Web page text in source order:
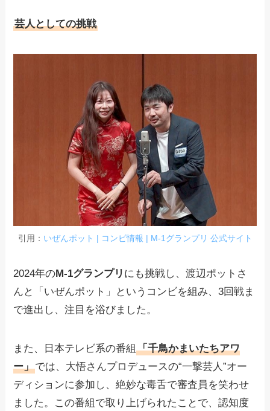
芸人としての挑戦
引用： いぜんポット | コンビ情報 | M-1グランプリ 公式サイト
2024年のM-1グランプリ にも挑戦し、渡辺ポットさ
んと「いぜんポット」というコンビを組み、3回戦ま
で進出し、注目を浴びました。
また、日本テレビ系の番組「千鳥かまいたちアワ
ー」では、大悟さんプロデュースの“一撃芸人”オー
ディションに参加し、絶妙な毒舌で審査員を笑わせ
ました。この番組で取り上げられたことで、認知度